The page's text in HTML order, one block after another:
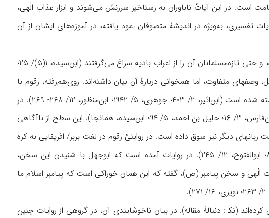
در اين آياتْ ناباوران به رستاخيز سرزنش می‌شوند و ابزار عذاب الٰهی،
تفسيری، به‌ويژه در انديشۀ متصوفان نمود يافته، در آموزه‌های ايشان از آن
بنابر روايات به نظر می‌رسد معنی زقوم برای مخاطبان آيات الٰهی چندان آشنا نبوده، و حتى تازه‌مسلمانان آن را از اعراب باديه سراغ می‌گرفتند (ابن‌سيده، ۱(۵)/ ۲۵؛
دليل، وصفهای متفاوت، اما همخوانی دربارۀ آن بيان داشته‌اند. روی‌هم‌رفته، زقوم با
ريشۀ «ز ق م» به معنای بلعيدن، نوعی از اطعمه، و خوردن به معنای عام آن دانسته شده است (ابن‌اثير، ۲/ ۴۰۳؛ جوهری، ۵/ ۱۹۴۲؛ ابن‌منظور، ۱۲/ ۲۶۸- ۲۶۹). در
وصفی کلی‌تر، زقوم به هر نوع خوراکی تلخ و ناگوارای جهنمی اطلاق شده است (ابن‌فارس، ۳/ ۱۶؛ خلیل بن احمد، ۵/ ۹۴؛ ابن‌سيده، همانجا). اين سطح از ناآگاهی
ديگر نيز سوق داده است. در روايتیْ زقوم در لغت بربر/ افريقايی به کره
و خرما تعبير شده است (خلیل ابن احمد، ابن‌سيده، همانجاها؛ زمخشری، ۲/ ۸۸؛ ابوالفتوح، ۱۲/ ۲۴۵). در روايات آمده است که ابوجهل با شنيدن اين سخن،
الٰهی و سخن پيامبر (ص)، گفته که اين همان خوراکی است که پيامبر اسلام ما
(نک‍ : دنبالۀ مقاله). در بيان ناخوشايندی آن، در گروهی از روايات چنين